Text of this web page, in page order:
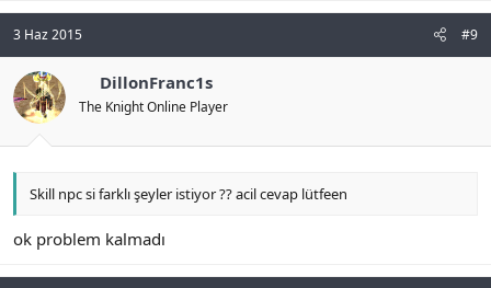
3 Haz 2015 #9
DillonFranc1s
The Knight Online Player
Skill npc si farklı şeyler istiyor ?? acil cevap lütfeen
ok problem kalmadı